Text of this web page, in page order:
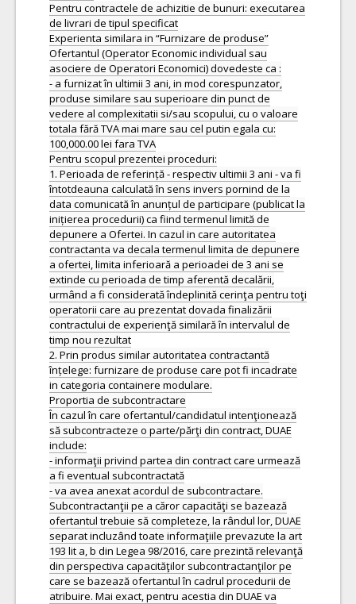
Pentru contractele de achizitie de bunuri: executarea
de livrari de tipul specificat
Experienta similara in “Furnizare de produse”
Ofertantul (Operator Economic individual sau
asociere de Operatori Economici) dovedeste ca :
- a furnizat în ultimii 3 ani, in mod corespunzator,
produse similare sau superioare din punct de
vedere al complexitatii si/sau scopului, cu o valoare
totala fără TVA mai mare sau cel putin egala cu:
100,000.00 lei fara TVA
Pentru scopul prezentei proceduri:
1. Perioada de referință - respectiv ultimii 3 ani - va fi
întotdeauna calculată în sens invers pornind de la
data comunicată în anunțul de participare (publicat la
inițierea procedurii) ca fiind termenul limită de
depunere a Ofertei. In cazul in care autoritatea
contractanta va decala termenul limita de depunere
a ofertei, limita inferioară a perioadei de 3 ani se
extinde cu perioada de timp aferentă decalării,
urmând a fi considerată îndeplinită cerinţa pentru toţi
operatorii care au prezentat dovada finalizării
contractului de experienţă similară în intervalul de
timp nou rezultat
2. Prin produs similar autoritatea contractantă
înțelege: furnizare de produse care pot fi incadrate
in categoria containere modulare.
Proportia de subcontractare
În cazul în care ofertantul/candidatul intenţionează
să subcontracteze o parte/părţi din contract, DUAE
include:
- informaţii privind partea din contract care urmează
a fi eventual subcontractată
- va avea anexat acordul de subcontractare.
Subcontractanţii pe a căror capacităţi se bazează
ofertantul trebuie să completeze, la rândul lor, DUAE
separat incluzând toate informaţiile prevazute la art
193 lit a, b din Legea 98/2016, care prezintă relevanţă
din perspectiva capacităţilor subcontractanţilor pe
care se bazează ofertantul în cadrul procedurii de
atribuire. Mai exact, pentru acestia din DUAE va